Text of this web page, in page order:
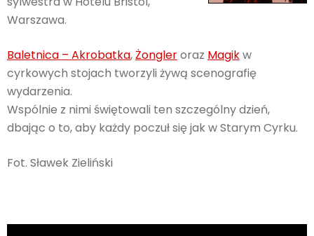
Warszawa.
Baletnica – Akrobatka,Żongleroraz Magikw
cyrkowych stojach tworzyli żywą scenografię
wydarzenia.
Wspólnie z nimi świętowali ten szczególny dzień,
dbając o to, aby każdy poczuł się jak w Starym Cyrku.
Fot. Sławek Zieliński